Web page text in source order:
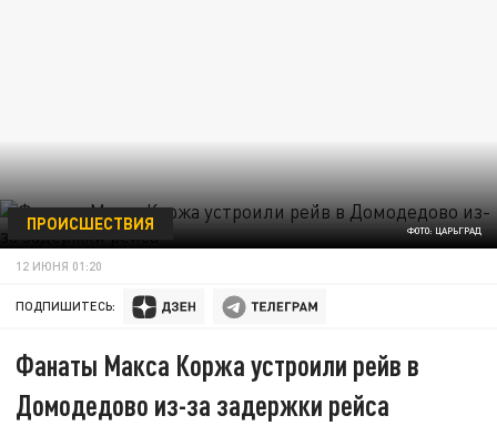
ФОТО: ЦАРЬГРАД
ПРОИСШЕСТВИЯ
12 ИЮНЯ 01:20
ПОДПИШИТЕСЬ:
Фанаты Макса Коржа устроили рейв в
Домодедово из-за задержки рейса